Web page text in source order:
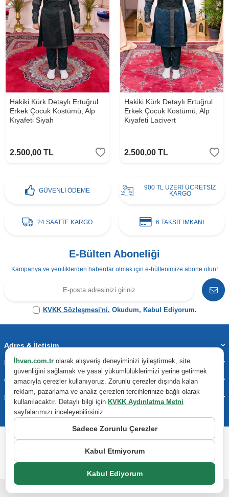
Hakiki Kürk Detaylı Ertuğrul
Erkek Çocuk Kostümü, Alp
Kıyafeti Siyah
2.500,00 TL
Hakiki Kürk Detaylı Ertuğrul
Erkek Çocuk Kostümü, Alp
Kıyafeti Lacivert
2.500,00TL
GÜVENLİ ÖDEME
900 TL ÜZERİ ÜCRETSİZ
KARGO
24 SAATTE KARGO 6 TAKSİT İMKANI
E-Bülten Aboneliği
Kampanya ve yeniliklerden haberdar olmak için e-bültenimize abone olun!
KVKK Sözleşmesi'ni, Okudum, Kabul Ediyorum.
Adres & İletişim
Kategoriler
Önemli Bilgiler
Hızlı Erişim
İhvan.com.tr olarak alışveriş deneyiminizi iyileştirmek, site
güvenliğini sağlamak ve yasal yükümlülüklerimizi yerine getirmek
amacıyla çerezler kullanıyoruz. Zorunlu çerezler dışında kalan
reklam, pazarlama ve analiz çerezleri tercihlerinize bağlı olarak
kullanılacaktır. Detaylı bilgi için KVKK Aydınlatma Metni
sayfalarımızı inceleyebilirsiniz.
Sadece Zorunlu Çerezler
Kabul Etmiyorum
Kabul Ediyorum